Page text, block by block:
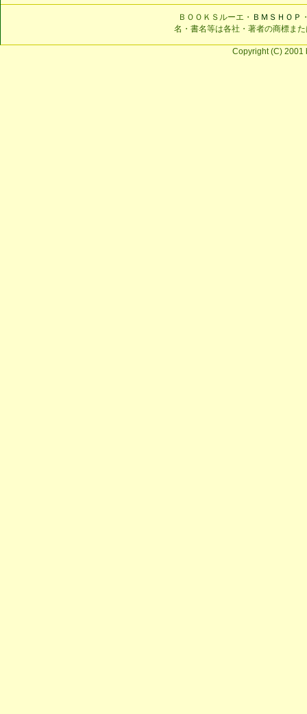
ＢＯＯＫＳルーエ・ ＢＭＳＨＯＰ
名・書名等は各社・著者の商標ま
Copyright (C) 2001